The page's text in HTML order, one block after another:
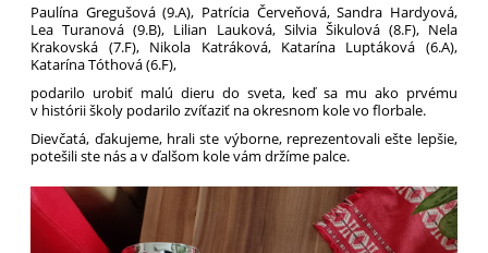
Paulína Gregušová (9.A), Patrícia Červeňová, Sandra Hardyová,
Lea Turanová (9.B), Lilian Lauková, Silvia Šikulová (8.F), Nela
Krakovská (7.F), Nikola Katráková, Katarína Luptáková (6.A),
Katarína Tóthová (6.F),
podarilo urobiť malú dieru do sveta, keď sa mu ako prvému
v histórii školy podarilo zvíťaziť na okresnom kole vo florbale.
Dievčatá, ďakujeme, hrali ste výborne, reprezentovali ešte lepšie,
potešili ste nás a v ďalšom kole vám držíme palce.